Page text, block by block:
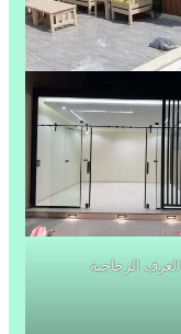
الغرف الزجاجية